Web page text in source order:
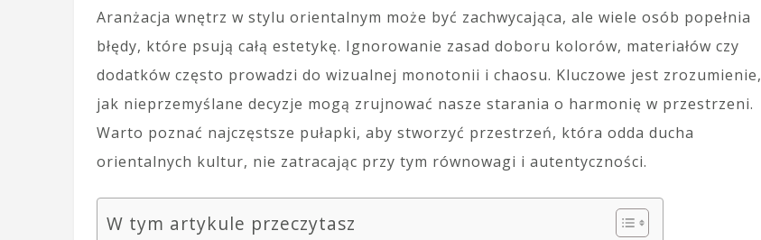
Aranżacja wnętrz w stylu orientalnym może być zachwycająca, ale wiele osób popełnia
błędy, które psują całą estetykę. Ignorowanie zasad doboru kolorów, materiałów czy
dodatków często prowadzi do wizualnej monotonii i chaosu. Kluczowe jest zrozumienie,
jak nieprzemyślane decyzje mogą zrujnować nasze starania o harmonię w przestrzeni.
Warto poznać najczęstsze pułapki, aby stworzyć przestrzeń, która odda ducha
orientalnych kultur, nie zatracając przy tym równowagi i autentyczności.
W tym artykule przeczytasz